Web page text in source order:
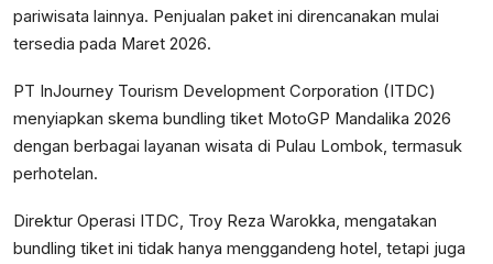
pariwisata lainnya. Penjualan paket ini direncanakan mulai
tersedia pada Maret 2026.
PT InJourney Tourism Development Corporation (ITDC)
menyiapkan skema bundling tiket MotoGP Mandalika 2026
dengan berbagai layanan wisata di Pulau Lombok, termasuk
perhotelan.
Direktur Operasi ITDC, Troy Reza Warokka, mengatakan
bundling tiket ini tidak hanya menggandeng hotel, tetapi juga